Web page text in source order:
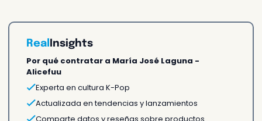
Una sorpresa única e
Real Insights
Por qué contratar a María José Laguna -
Alicefuu
Experta en cultura K-Pop
Actualizada en tendencias y lanzamientos
Comparte datos y reseñas sobre productos